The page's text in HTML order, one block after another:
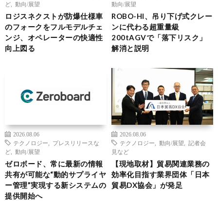
ど
動向/展望
ロジスネクストが防爆仕様車
のフォークをフルモデルチェ
ンジ、オペレーターの快適性
向上図る
動向/展望
ROBO-HI、吊り下げ式クレー
ンに代わる超重量級
200tAGVで「落下リスク」
解消と説明
2026.08.06
テクノロジー
プレスリリースな
ど
動向/展望
ゼロボード、常に最新の情報
共有が可能な“動的サプライヤ
ー管理”実現する新システムの
提供開始へ
2026.08.06
テクノロジー
動向/展望
記者会
見など
【現地取材】貿易関連業務の
効率化目指す業界団体「日本
貿易DX協会」が発足